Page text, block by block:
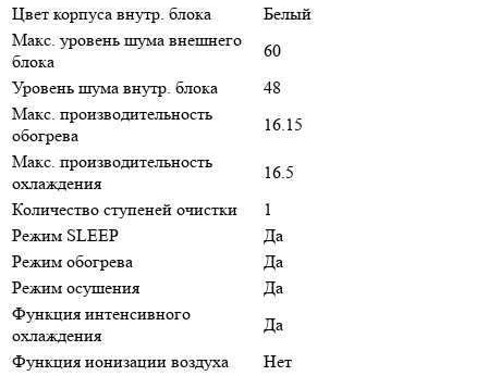
Цвет корпуса внутр. блока
Белый
Макс. уровень шума внешнего
блока
60
Уровень шума внутр. блока
48
Макс. производительность
обогрева
16.15
Макс. производительность
охлаждения
16.5
Количество ступеней очистки
1
Режим SLEEP
Да
Режим обогрева
Да
Режим осушения
Да
Функция интенсивного
охлаждения
Да
Функция ионизации воздуха
Нет